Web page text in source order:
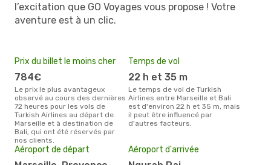
l’excitation que GO Voyages vous propose ! Votre
aventure est à un clic.
Prix du billet le moins cher
784€
Le prix le plus avantageux
observé au cours des dernières
72 heures pour les vols de
Turkish Airlines au départ de
Marseille et à destination de
Bali, qui ont été réservés par
nos clients.
Temps de vol
22 h et 35 m
Le temps de vol de Turkish
Airlines entre Marseille et Bali
est d'environ 22 h et 35 m, mais
il peut être influencé par
d'autres facteurs.
Aéroport de départ Aéroport d'arrivée